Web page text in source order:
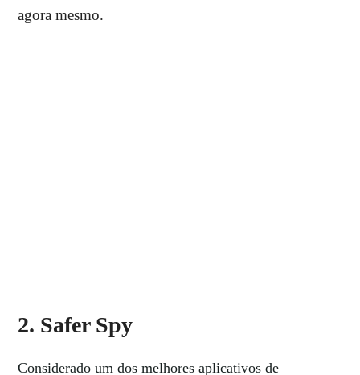
agora mesmo.
2. Safer Spy
Considerado um dos melhores aplicativos de